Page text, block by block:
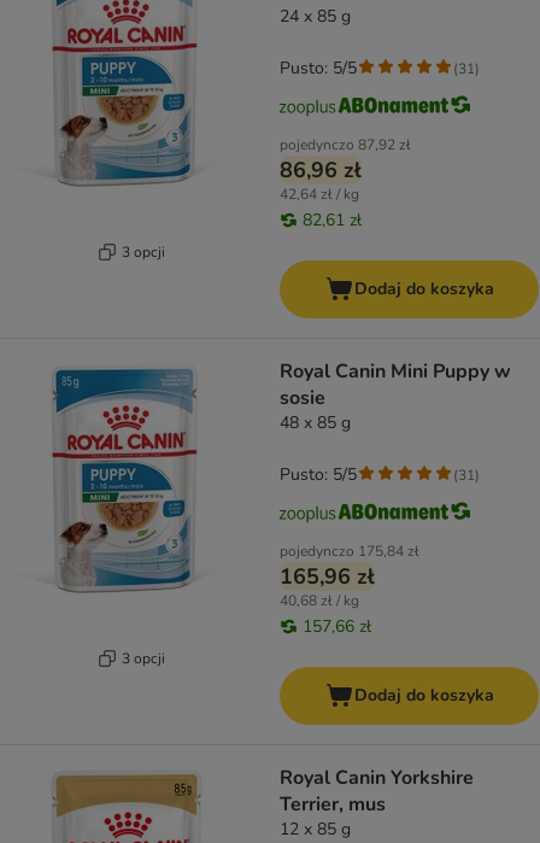
3 opcji
24 x 85 g
pojedynczo 87,92 zł
86,96 zł
42,64 zł / kg
82,61 zł
Pusto: 5/5 (31)
Dodaj do koszyka
3 opcji
Royal Canin Mini Puppy w
sosie
48 x 85 g
pojedynczo 175,84 zł
165,96 zł
40,68 zł / kg
157,66 zł
Pusto: 5/5 (31)
Dodaj do koszyka
Royal Canin Yorkshire
Terrier, mus
12 x 85 g